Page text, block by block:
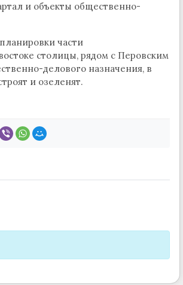
и объекты общественно-
части
столицы, рядом с Перовским
делового назначения, в
и озеленят.